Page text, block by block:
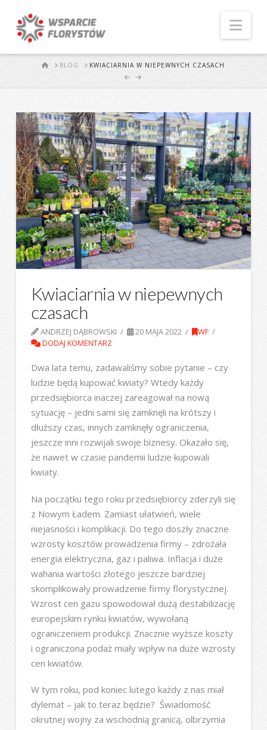
STARTBLOG KWIACIARNIA W NIEPEWNYCH CZASACH
Kwiaciarnia w niepewnych
czasach
ANDRZEJ DĄBROWSKI 20 MAJA 2022
WF
DODAJ KOMENTARZ
Dwa lata temu, zadawaliśmy sobie pytanie – czy
ludzie będą kupować kwiaty? Wtedy każdy
przedsiębiorca inaczej zareagował na nową
sytuację – jedni sami się zamknęli na krótszy i
dłuższy czas, innych zamknęły ograniczenia,
jeszcze inni rozwijali swoje biznesy. Okazało się,
że nawet w czasie pandemii ludzie kupowali
kwiaty.
Na początku tego roku przedsiębiorcy zderzyli się
z Nowym Ładem. Zamiast ułatwień, wiele
niejasności i komplikacji. Do tego doszły znaczne
wzrosty kosztów prowadzenia firmy – zdrożała
energia elektryczna, gaz i paliwa. Inflacja i duże
wahania wartości złotego jeszcze bardziej
skomplikowały prowadzenie firmy florystycznej.
Wzrost cen gazu spowodował dużą destabilizację
europejskim rynku kwiatów, wywołaną
ograniczeniem produkcji. Znacznie wyższe koszty
i ograniczona podaż miały wpływ na duże wzrosty
cen kwiatów.
W tym roku, pod koniec lutego każdy z nas miał
dylemat – jak to teraz będzie? Świadomość
okrutnej wojny za wschodnią granicą, olbrzymia